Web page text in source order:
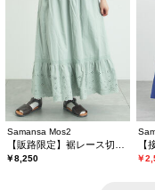
Samansa Mos2
￥8,250 ￥